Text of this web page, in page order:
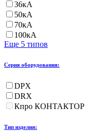
36кА
50кА
70кА
100кА
Еще 5 типов
Серия оборудования:
DPX
DRX
Кпро КОНТАКТОР
Тип изделия: